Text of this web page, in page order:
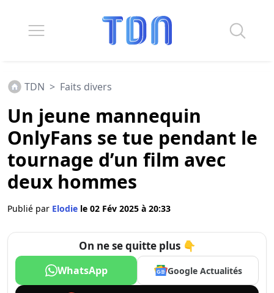
TDN > Faits divers
Un jeune mannequin
OnlyFans se tue pendant le
tournage d’un film avec
deux hommes
Publié par Elodie le 02 Fév 2025 à 20:33
On ne se quitte plus 👇
WhatsApp Google Actualités